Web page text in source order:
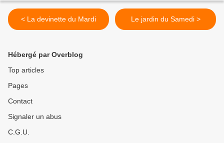
< La devinette du Mardi Le jardin du Samedi >
Hébergé par Overblog
Top articles
Pages
Contact
Signaler un abus
C.G.U.